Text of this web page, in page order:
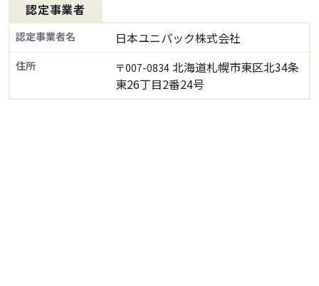
認定事業者
認定事業者名 日本ユニパック株式会社
住所 〒007-0834 北海道札幌市東区北34条
東26丁目2番24号